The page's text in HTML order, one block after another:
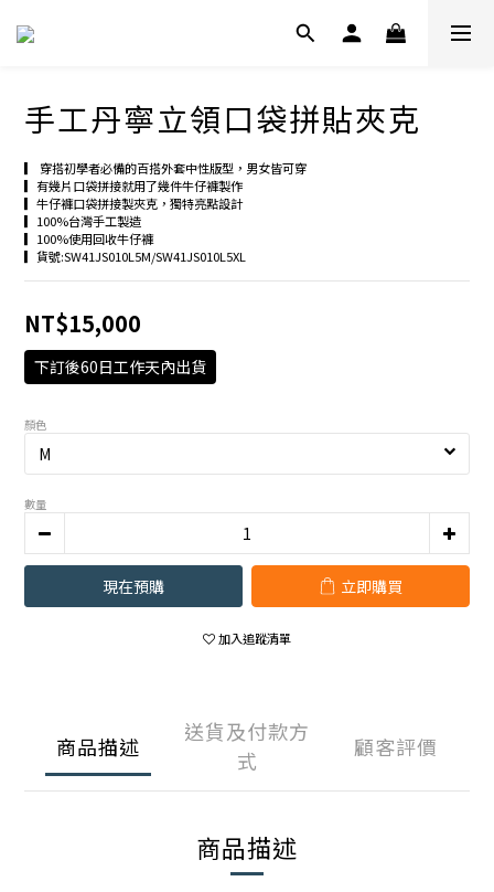
手工丹寧立領口袋拼貼夾克
▎ 穿搭初學者必備的百搭外套中性版型，男女皆可穿
▎有幾片口袋拼接就用了幾件牛仔褲製作
▎牛仔褲口袋拼接製夾克，獨特亮點設計
▎100%台灣手工製造
▎100%使用回收牛仔褲
▎貨號:SW41JS010L5M/SW41JS010L5XL
NT$15,000
下訂後60日工作天內出貨
顏色
數量
現在預購 立即購買
加入追蹤清單
商品描述
送貨及付款方
式
顧客評價
商品描述